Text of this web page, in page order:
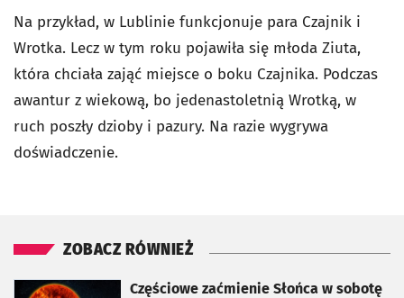
Na przykład, w Lublinie funkcjonuje para Czajnik i
Wrotka. Lecz w tym roku pojawiła się młoda Ziuta,
która chciała zająć miejsce o boku Czajnika. Podczas
awantur z wiekową, bo jedenastoletnią Wrotką, w
ruch poszły dzioby i pazury. Na razie wygrywa
doświadczenie.
ZOBACZ RÓWNIEŻ
Częściowe zaćmienie Słońca w sobotę
otworzy się w nowej karcie